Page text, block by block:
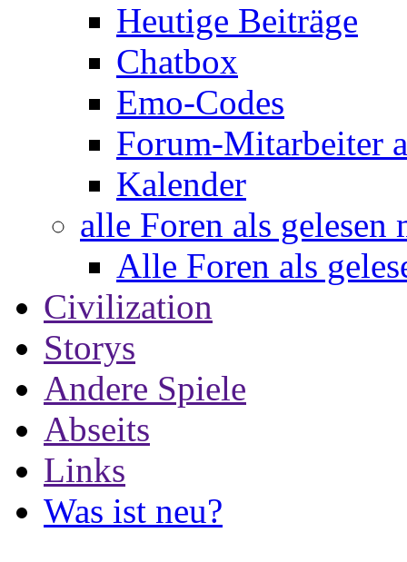
Heutige Beiträge
Chatbox
Emo-Codes
Forum-Mitarbeiter
Kalender
alle Foren als gelesen
Alle Foren als
Civilization
Storys
Andere Spiele
Abseits
Links
Was ist neu?